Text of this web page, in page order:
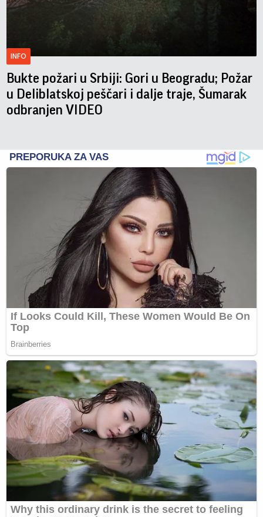
INFO
Bukte požari u Srbiji: Gori u Beogradu; Požar
u Deliblatskoj peščari i dalje traje, Šumarak
odbranjen VIDEO